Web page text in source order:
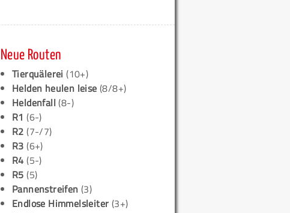
Neue Routen
Tierquälerei (10+)
Helden heulen leise(8/8+)
Heldenfall(8-)
R1 (6-)
R2 (7-/7)
R3 (6+)
R4 (5-)
R5 (5)
Pannenstreifen (3)
Endlose Himmelsleiter (3+)